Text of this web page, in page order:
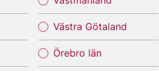
Västra Götaland
Örebro län